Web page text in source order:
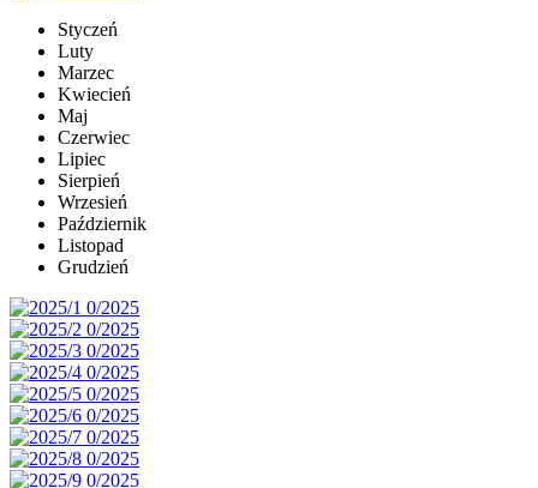
Styczeń
Luty
Marzec
Kwiecień
Maj
Czerwiec
Lipiec
Sierpień
Wrzesień
Październik
Listopad
Grudzień